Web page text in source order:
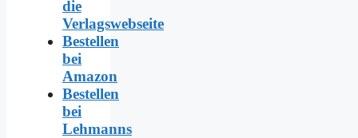
die
Verlagswebseite
Bestellen
bei
Amazon
Bestellen
bei
Lehmanns